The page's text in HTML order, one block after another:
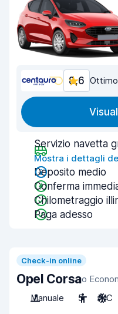
8,6 Ottimo
Servizio navetta
Mostra i dettagli
Deposito medio
Conferma
Chilometraggio
Paga adesso
Check-in online
Opel Corsao
Manuale
5 A/C